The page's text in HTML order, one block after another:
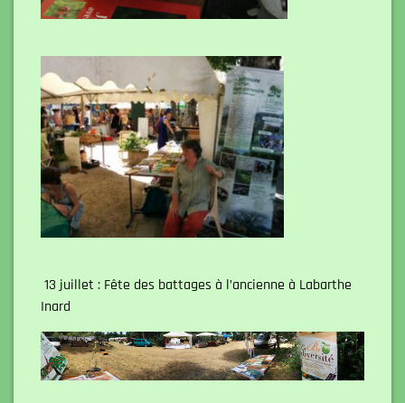
13 juillet : Fête des battages à l’ancienne à Labarthe
Inard